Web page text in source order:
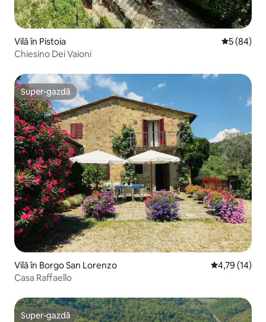
Vilă în Pistoia Scor
5 (84)
Chiesino Dei Vaioni
Super-gazdă
Super-gazdă
Vilă în Borgo San Lorenzo Scor mediu
4,79 (14)
Casa Raffaello
Super-gazdă